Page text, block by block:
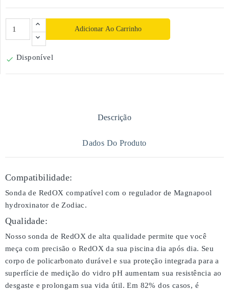
Adicionar Ao Carrinho
 Disponível
Descrição
Dados Do Produto
Compatibilidade:
Sonda de RedOX compatível com o regulador de Magnapool
hydroxinator de Zodiac.
Qualidade:
Nosso sonda de RedOX de alta qualidade permite que você
meça com precisão o RedOX da sua piscina dia após dia. Seu
corpo de policarbonato durável e sua proteção integrada para a
superfície de medição do vidro pH aumentam sua resistência ao
desgaste e prolongam sua vida útil. Em 82% dos casos, é